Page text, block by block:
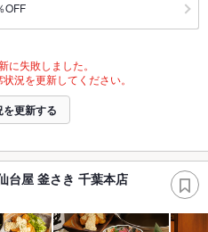
OFF
に失敗しました。
況を更新してください。
を更新する
台屋 釜さき 千葉本店